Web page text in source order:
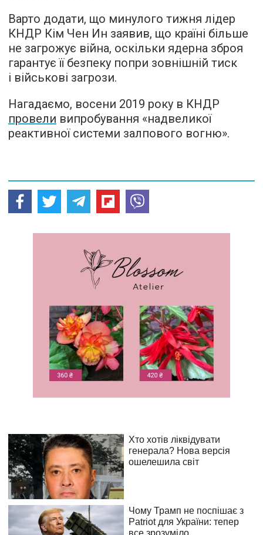
Варто додати, що минулого тижня лідер
КНДР Кім Чен Ин заявив, що країні більше
не загрожує війна, оскільки ядерна зброя
гарантує її безпеку попри зовнішній тиск
і військові загрози.
Нагадаємо, восени 2019 року в КНДР
провели випробування «надвеликої
реактивної системи залпового вогню».